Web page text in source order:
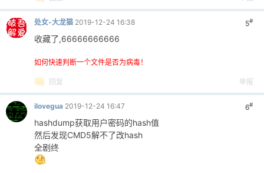
5#
处女-大龙猫 2019-12-24 16:38
收藏了,66666666666
如何快速判断一个文件是否为病毒！
回复 举报
6#
ilovegua 2019-12-24 16:47
hashdump获取用户密码的hash值
然后发现CMD5解不了改hash
全剧终